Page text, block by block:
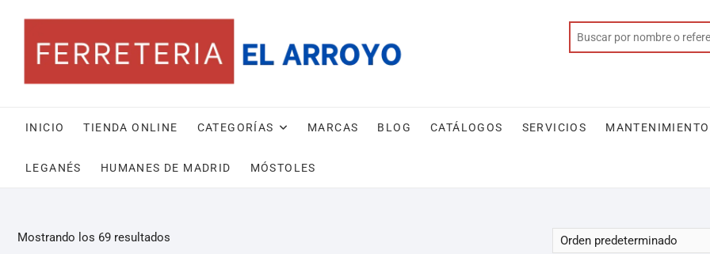
INICIO TIENDA ONLINE CATEGORÍAS MARCAS BLOG CATÁLOGOS SERVICIOS
LEGANÉS HUMANES DE MADRID MÓSTOLES
Mostrando los 69 resultados